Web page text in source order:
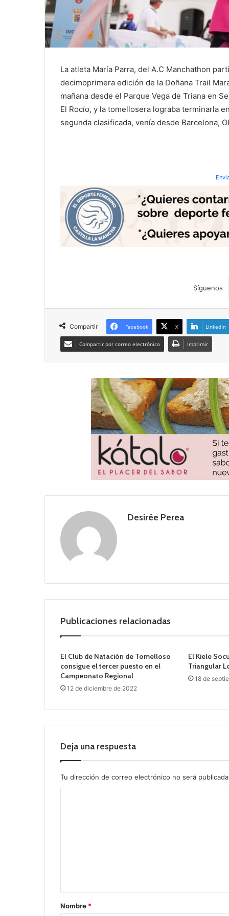
La atleta María Parra, del A.C Manchathon
decimoprimera edición de la Doñana Trail
mañana desde el Parque Vega de Triana en
El Rocío, y la tomellosera lograba terminarla
segunda clasificada, venía desde Barcelona,
Síguenos
Compartir Facebook X LinkedIn
Compartir por correo electrónico Imprimir
Desirée Perea
Publicaciones relacionadas
El Club de Natación de Tomelloso
consigue el tercer puesto en el
Campeonato Regional
12 de diciembre de 2022
El Kiele
Triangular
18 de
Deja una respuesta
Tu dirección de correo electrónico no será
rNombre *